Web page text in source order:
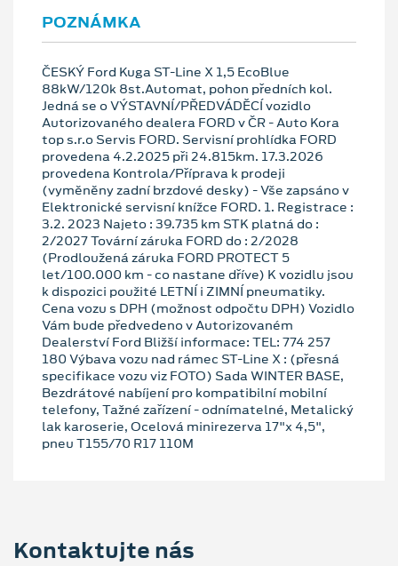
POZNÁMKA
ČESKÝ Ford Kuga ST-Line X 1,5 EcoBlue
88kW/120k 8st.Automat, pohon předních kol.
Jedná se o VÝSTAVNÍ/PŘEDVÁDĚCÍ vozidlo
Autorizovaného dealera FORD v ČR - Auto Kora
top s.r.o Servis FORD. Servisní prohlídka FORD
provedena 4.2.2025 při 24.815km. 17.3.2026
provedena Kontrola/Příprava k prodeji
(vyměněny zadní brzdové desky) - Vše zapsáno v
Elektronické servisní knížce FORD. 1. Registrace :
3.2. 2023 Najeto : 39.735 km STK platná do :
2/2027 Tovární záruka FORD do : 2/2028
(Prodloužená záruka FORD PROTECT 5
let/100.000 km - co nastane dříve) K vozidlu jsou
k dispozici použité LETNÍ i ZIMNÍ pneumatiky.
Cena vozu s DPH (možnost odpočtu DPH) Vozidlo
Vám bude předvedeno v Autorizovaném
Dealerství Ford Bližší informace: TEL: 774 257
180 Výbava vozu nad rámec ST-Line X : (přesná
specifikace vozu viz FOTO) Sada WINTER BASE,
Bezdrátové nabíjení pro kompatibilní mobilní
telefony, Tažné zařízení - odnímatelné, Metalický
lak karoserie, Ocelová minirezerva 17"x 4,5",
pneu T155/70 R17 110M
Kontaktujte nás